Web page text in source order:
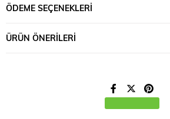
ÖDEME SEÇENEKLERI
ÜRÜN ÖNERILERI